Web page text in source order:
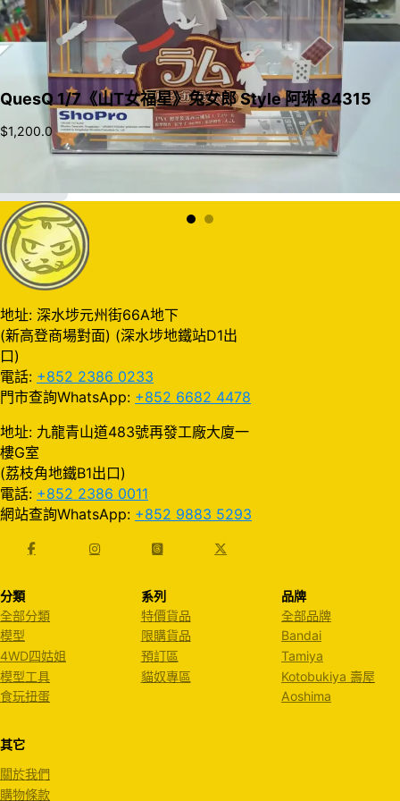
QuesQ 1/7《山T女福星》兔女郎 Style 阿琳 84315
$1,200.0
地址: 深水埗元州街66A地下
(新高登商場對面) (深水埗地鐵站D1出
口)
電話: +852 2386 0233
門市查詢WhatsApp: +852 6682 4478
地址: 九龍青山道483號再發工廠大廈一
樓G室
(荔枝角地鐵B1出口)
電話: +852 2386 0011
網站查詢WhatsApp: +852 9883 5293
分類
全部分類
模型
4WD四姑姐
模型工具
食玩扭蛋
系列
特價貨品
限購貨品
預訂區
貓奴專區
品牌
全部品牌
Bandai
Tamiya
Kotobukiya 壽屋
Aoshima
其它
關於我們
購物條款